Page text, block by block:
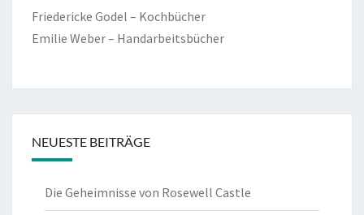
Friedericke Godel – Kochbücher
Emilie Weber – Handarbeitsbücher
NEUESTE BEITRÄGE
Die Geheimnisse von Rosewell Castle